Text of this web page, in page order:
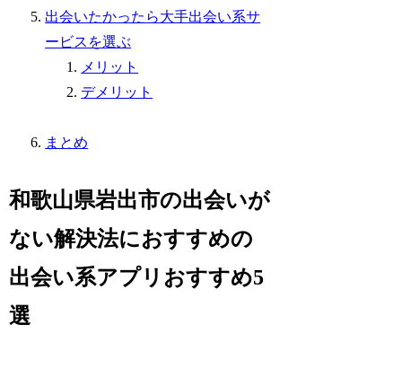
出会いたかったら大手出会い系サ
ービスを選ぶ
メリット
デメリット
まとめ
和歌山県岩出市の出会いが
ない解決法におすすめの
出会い系アプリおすすめ5
選